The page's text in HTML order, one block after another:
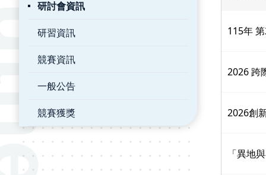
研討會資訊
研習資訊
競賽資訊
一般公告
競賽獲獎
115年
2026 跨
2026創
「異地